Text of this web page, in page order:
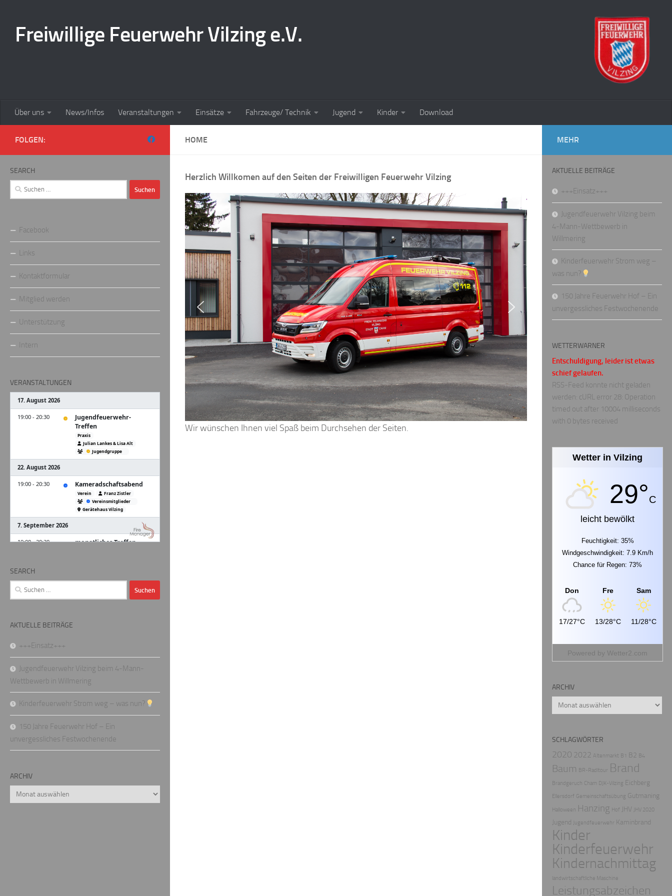
Freiwillige Feuerwehr Vilzing e.V.
Über uns News/Infos Veranstaltungen Einsätze Fahrzeuge/ Technik Jugend Kinder Download
HOME
Herzlich Willkomen auf den Seiten der Freiwilligen Feuerwehr Vilzing
Wir wünschen Ihnen viel Spaß beim Durchsehen der Seiten.
FOLGEN:
SEARCH
Suchen
nach:
Facebook
Links
Kontaktformular
Mitglied werden
Unterstützung
Intern
VERANSTALTUNGEN
SEARCH
Suchen
nach:
AKTUELLE BEITRÄGE
+++Einsatz+++
Jugendfeuerwehr Vilzing beim 4-Mann-
Wettbewerb in Willmering
Kinderfeuerwehr Strom weg – was nun?
150 Jahre Feuerwehr Hof – Ein
unvergessliches Festwochenende
ARCHIV
Archiv
MEHR
AKTUELLE BEITRÄGE
+++Einsatz+++
Jugendfeuerwehr Vilzing beim
4-Mann-Wettbewerb in
Willmering
Kinderfeuerwehr Strom weg –
was nun?
150 Jahre Feuerwehr Hof – Ein
unvergessliches Festwochenende
WETTERWARNER
Entschuldigung, leider ist etwas
schief gelaufen.
RSS-Feed konnte nicht geladen
werden: cURL error 28: Operation
timed out after 10004 milliseconds
with 0 bytes received
Wetter in Vilzing
29°C
leicht bewölkt
Feuchtigkeit: 35%
Windgeschwindigkeit: 7.9 Km/h
Chance für Regen: 73%
Don
17/27°C
Fre
13/28°C
Sam
11/28°C
Powered by Wetter2.com
ARCHIV
Archiv
SCHLAGWÖRTER
2020 2022 Altenmarkt B1 B2 B4
Baum BR-Radltour Brand
Brandgeruch Cham DJK-Vilzing Eichberg
Ellersdorf Gemeinschaftsübung Gutmaning
Halloween Hanzing Hof JHV JHV 2020
Jugend Jugendfeuerwehr Kaminbrand
Kinder
Kinderfeuerwehr
Kindernachmittag
landwirtschaftliche Maschine
Leistungsabzeichen